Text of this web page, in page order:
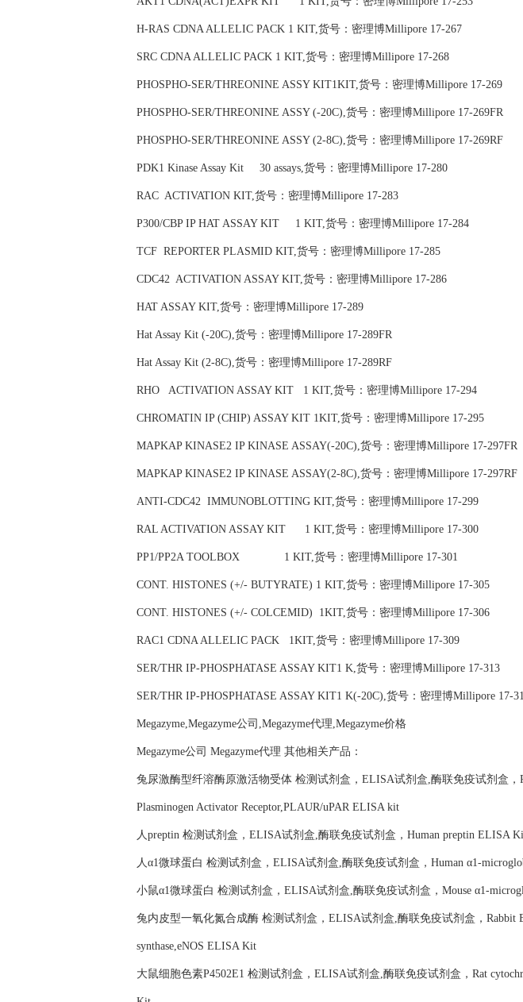
H-RAS CDNA ALLELIC PACK 1 KIT,货号：密理博Millipore 17-267
SRC CDNA ALLELIC PACK 1 KIT,货号：密理博Millipore 17-268
PHOSPHO-SER/THREONINE ASSY KIT1KIT,货号：密理博Millipore 17-269
PHOSPHO-SER/THREONINE ASSY (-20C),货号：密理博Millipore 17-269FR
PHOSPHO-SER/THREONINE ASSY (2-8C),货号：密理博Millipore 17-269RF
PDK1 Kinase Assay Kit 30 assays,货号：密理博Millipore 17-280
RAC ACTIVATION KIT,货号：密理博Millipore 17-283
P300/CBP IP HAT ASSAY KIT 1 KIT,货号：密理博Millipore 17-284
TCF REPORTER PLASMID KIT,货号：密理博Millipore 17-285
CDC42 ACTIVATION ASSAY KIT,货号：密理博Millipore 17-286
HAT ASSAY KIT,货号：密理博Millipore 17-289
Hat Assay Kit (-20C),货号：密理博Millipore 17-289FR
Hat Assay Kit (2-8C),货号：密理博Millipore 17-289RF
RHO ACTIVATION ASSAY KIT 1 KIT,货号：密理博Millipore 17-294
CHROMATIN IP (CHIP) ASSAY KIT 1KIT,货号：密理博Millipore 17-295
MAPKAP KINASE2 IP KINASE ASSAY(-20C),货号：密理博Millipore 17-297FR
MAPKAP KINASE2 IP KINASE ASSAY(2-8C),货号：密理博Millipore 17-297RF
ANTI-CDC42 IMMUNOBLOTTING KIT,货号：密理博Millipore 17-299
RAL ACTIVATION ASSAY KIT 1 KIT,货号：密理博Millipore 17-300
PP1/PP2A TOOLBOX 1 KIT,货号：密理博Millipore 17-301
CONT. HISTONES (+/- BUTYRATE) 1 KIT,货号：密理博Millipore 17-305
CONT. HISTONES (+/- COLCEMID) 1KIT,货号：密理博Millipore 17-306
RAC1 CDNA ALLELIC PACK 1KIT,货号：密理博Millipore 17-309
SER/THR IP-PHOSPHATASE ASSAY KIT1 K,货号：密理博Millipore 17-313
SER/THR IP-PHOSPHATASE ASSAY KIT1 K(-20C),货号：密理博Millipore 17-
Megazyme,Megazyme公司,Megazyme代理,Megazyme价格
Megazyme公司 Megazyme代理 其他相关产品：
兔尿激酶型纤溶酶原激活物受体 检测试剂盒，ELISA试剂盒,酶联免疫试剂盒，
Plasminogen Activator Receptor,PLAUR/uPAR ELISA kit
人preptin 检测试剂盒，ELISA试剂盒,酶联免疫试剂盒，Human preptin ELISA
人α1微球蛋白 检测试剂盒，ELISA试剂盒,酶联免疫试剂盒，Human α1-
小鼠α1微球蛋白 检测试剂盒，ELISA试剂盒,酶联免疫试剂盒，Mouse α1-
兔内皮型一氧化氮合成酶 检测试剂盒，ELISA试剂盒,酶联免疫试剂盒，Rabbit
synthase,eNOS ELISA Kit
大鼠细胞色素P4502E1 检测试剂盒，ELISA试剂盒,酶联免疫试剂盒，Rat